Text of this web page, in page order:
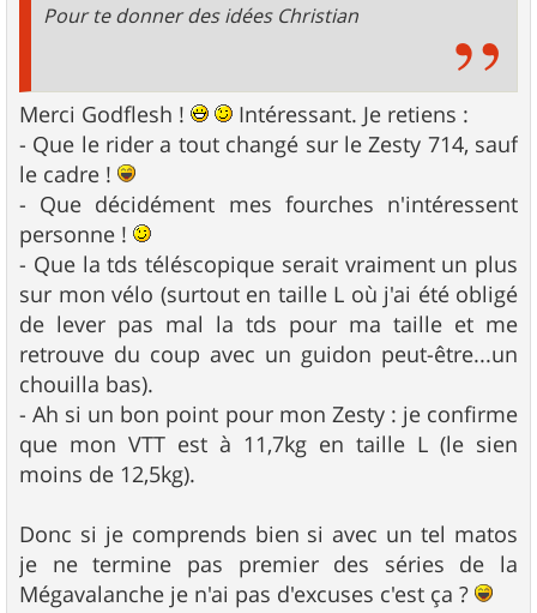
Pour te donner des idées Christian
Merci Godflesh !
Intéressant. Je retiens :
- Que le rider a tout changé sur le Zesty 714, sauf
le cadre !
- Que décidément mes fourches n'intéressent
personne !
- Que la tds téléscopique serait vraiment un plus
sur mon vélo (surtout en taille L où j'ai été obligé
de lever pas mal la tds pour ma taille et me
retrouve du coup avec un guidon peut-être...un
chouilla bas).
- Ah si un bon point pour mon Zesty : je confirme
que mon VTT est à 11,7kg en taille L (le sien
moins de 12,5kg).
Donc si je comprends bien si avec un tel matos
je ne termine pas premier des séries de la
Mégavalanche je n'ai pas d'excuses c'est ça ?